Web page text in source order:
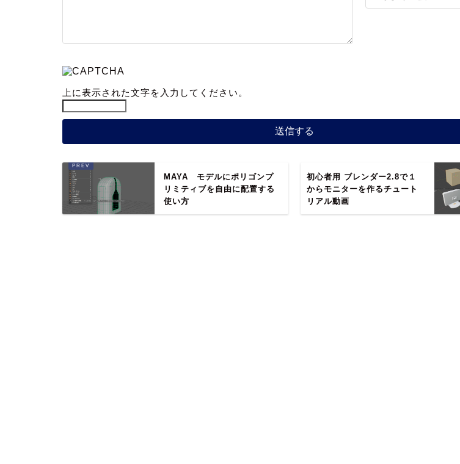
上に表示された文字を入力してください。
MAYA モデルにポリゴンプ
リミティブを自由に配置する
使い方
初心者用 ブレンダー2.8で１
からモニターを作るチュート
リアル動画